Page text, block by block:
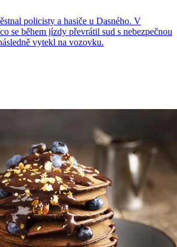
policisty a hasiče u Dasného. V
se během jízdy převrátil sud s nebezpečnou
vytekl na vozovku.